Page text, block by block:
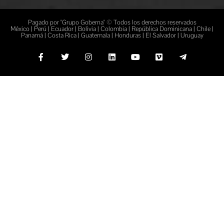
Pagado por "Grupo Goberna" © Todos los derechos reservados
México | Perú | Ecuador | Bolivia | Colombia | República Dominicana | Chile |
Panamá | Costa Rica | Guatemala | Honduras | El Salvador | Uruguay